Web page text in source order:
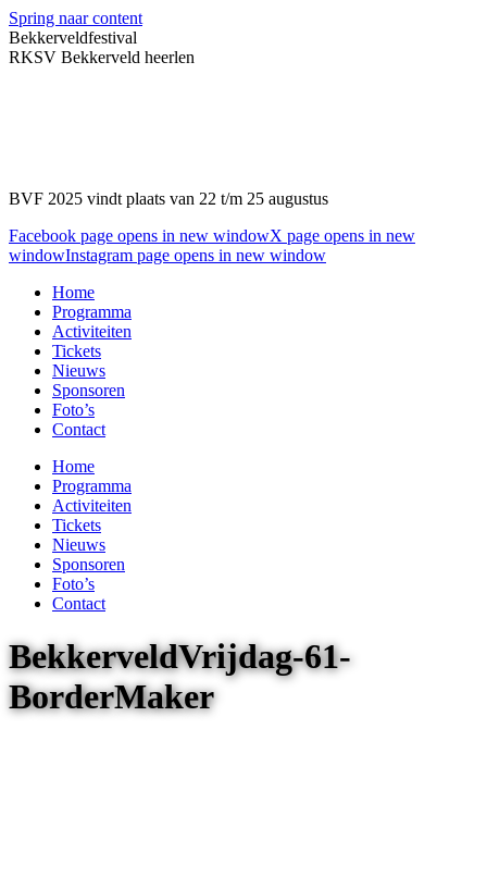
Spring naar content
Bekkerveldfestival
RKSV Bekkerveld heerlen
BVF 2025 vindt plaats van 22 t/m 25 augustus
Facebook page opens in new windowX page opens in new
windowInstagram page opens in new window
Home
Programma
Activiteiten
Tickets
Nieuws
Sponsoren
Foto’s
Contact
Home
Programma
Activiteiten
Tickets
Nieuws
Sponsoren
Foto’s
Contact
BekkerveldVrijdag-61-
BorderMaker